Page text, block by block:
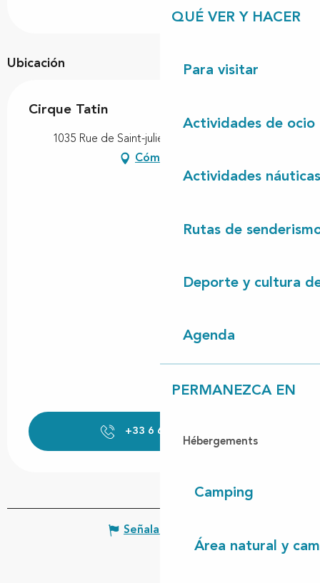
QUÉ VER Y HACER
Para visitar
Actividades de ocio
Actividades náuticas
Rutas de
Deporte y cultura
Agenda
PERMANEZCA EN
Hébergements
Camping
Área natural y
Ubicación
Cirque Tatin
1035 Rue de Saint-julien-en-born, 40170 Uza
Cómo llegar
+33 6 63 17 20
Señalar un error